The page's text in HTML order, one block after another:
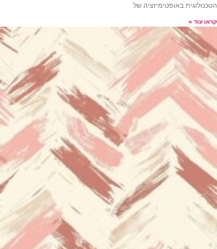
הטכנולוגית באופטימיזציה של
קראו עוד »